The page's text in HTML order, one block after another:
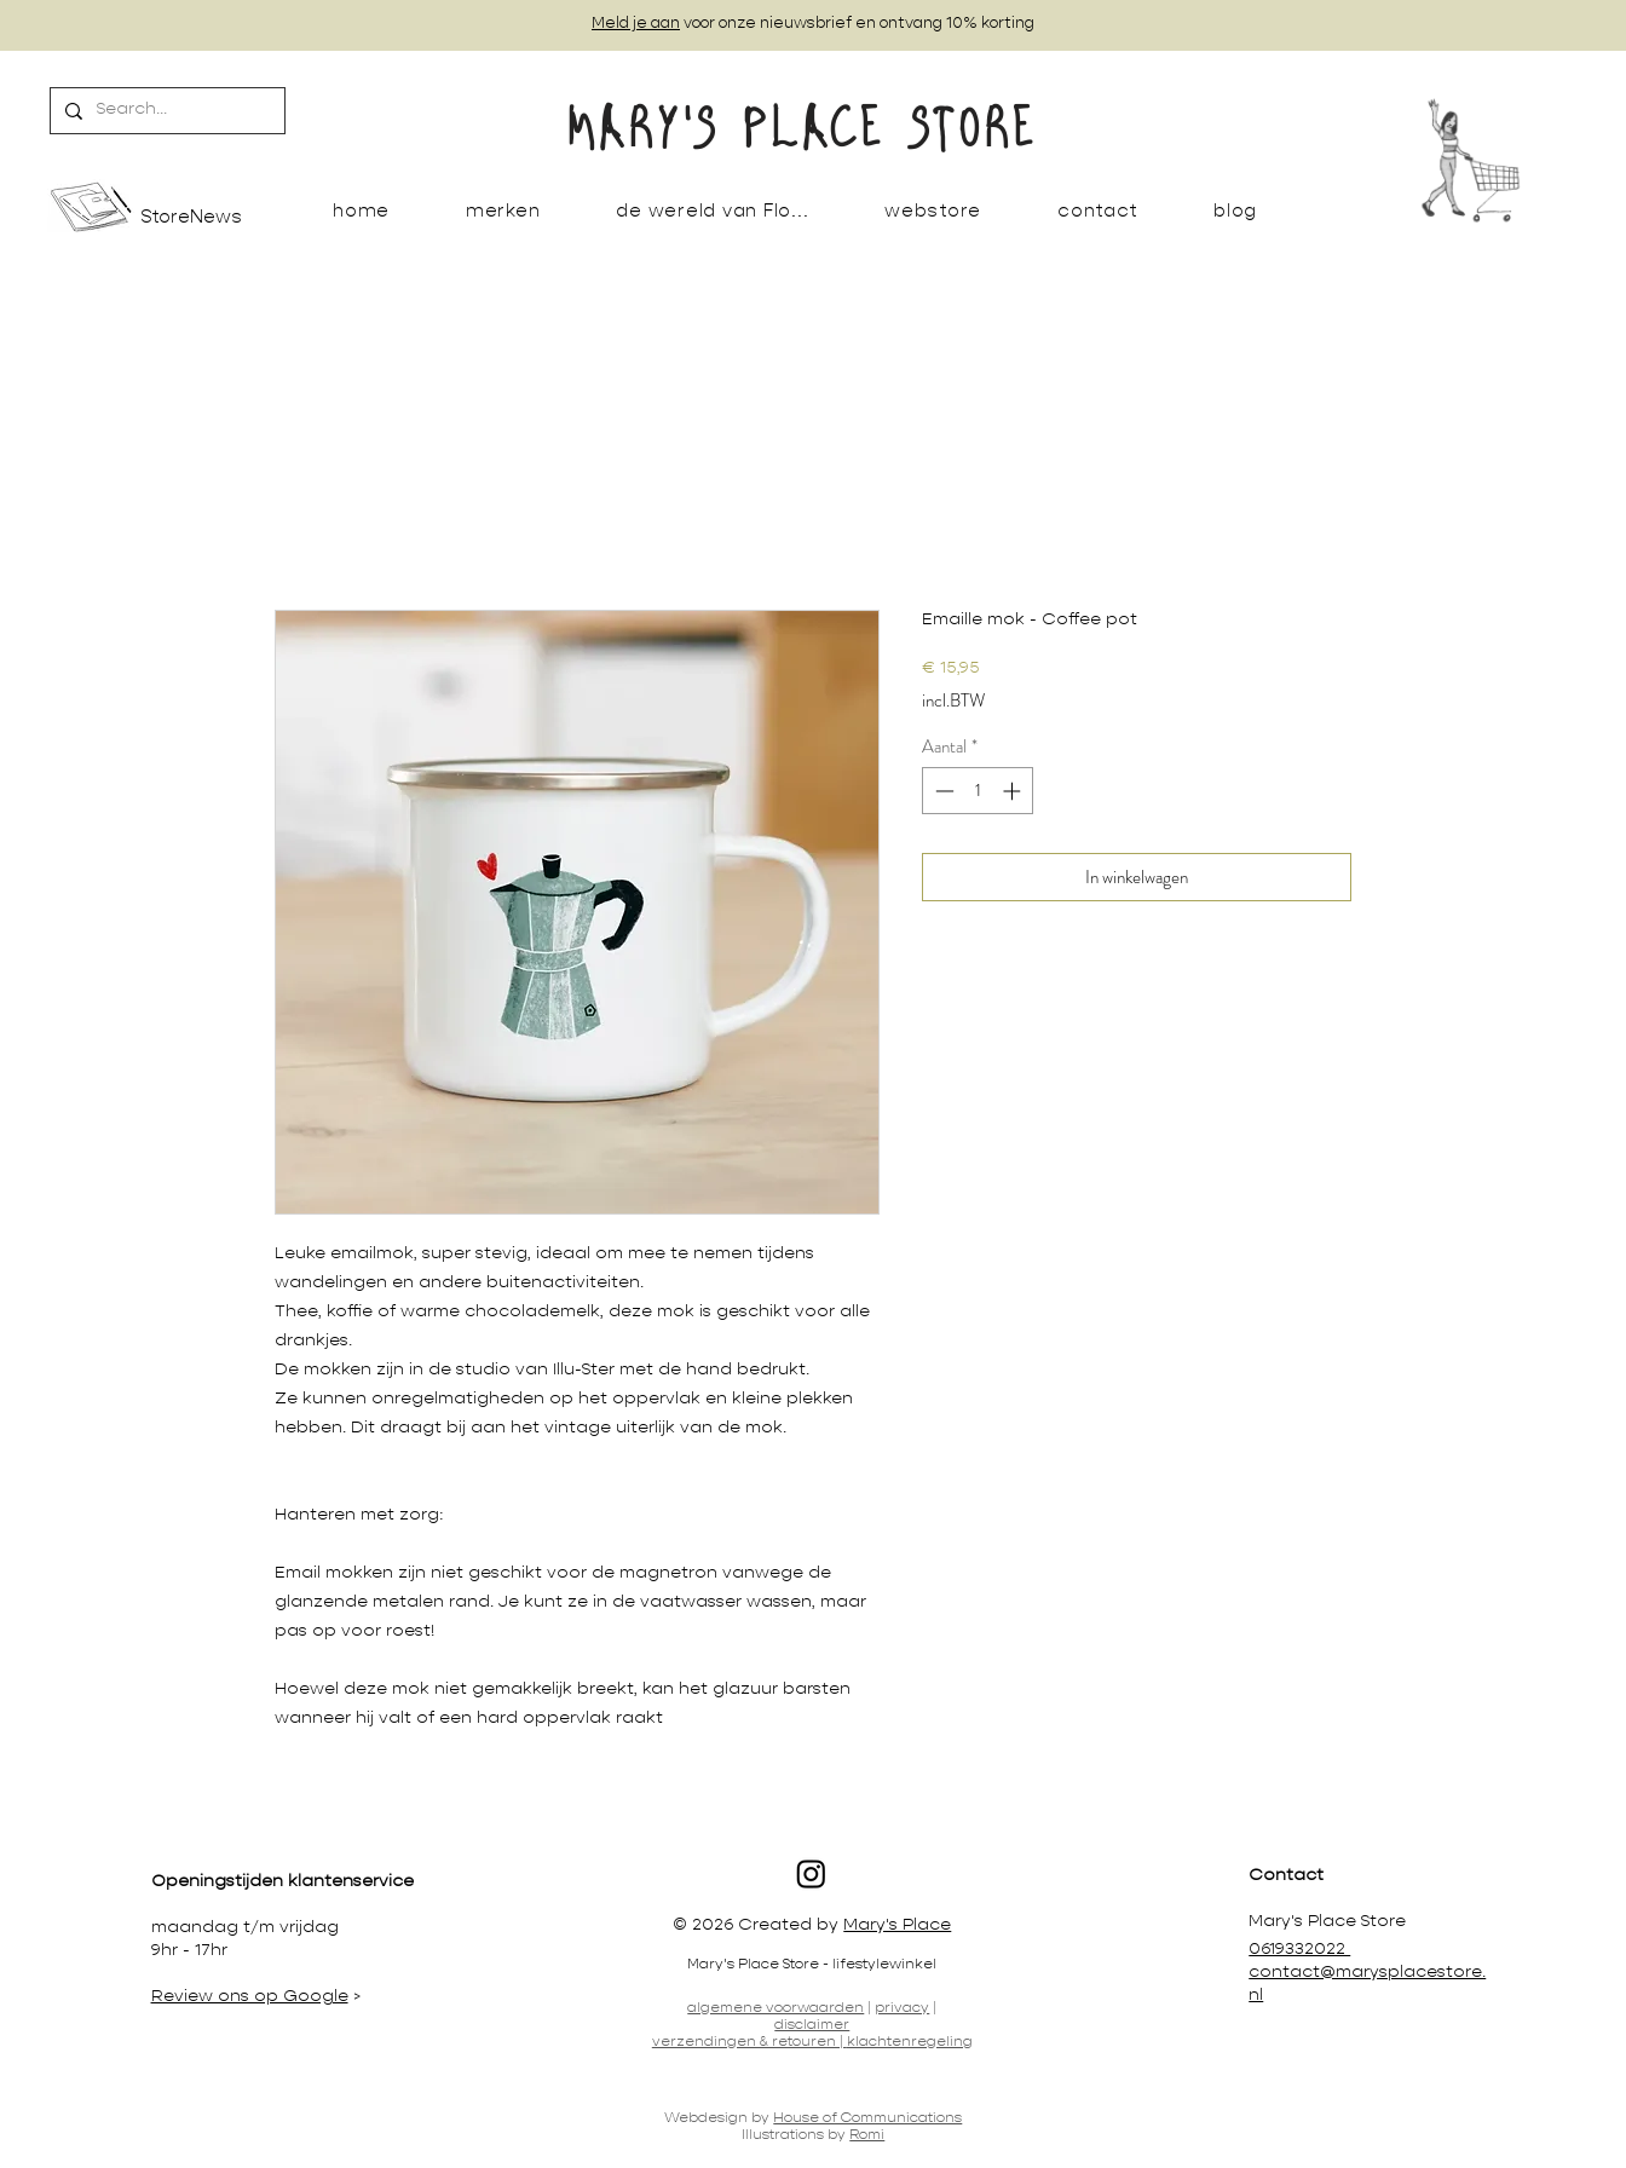
StoreNews
MARY'S PLACE STORE
home merken de wereld van Flo... webstore contact blog
Meld je aan voor onze nieuwsbrief en ontvang 10% korting
Leuke emailmok, super stevig, ideaal om mee te nemen tijdens
wandelingen en andere buitenactiviteiten.
Thee, koffie of warme chocolademelk, deze mok is geschikt voor alle
drankjes.
De mokken zijn in de studio van Illu-Ster met de hand bedrukt.
Ze kunnen onregelmatigheden op het oppervlak en kleine plekken
hebben. Dit draagt ​​bij aan het vintage uiterlijk van de mok.
Hanteren met zorg:
Email mokken zijn niet geschikt voor de magnetron vanwege de
glanzende metalen rand. Je kunt ze in de vaatwasser wassen, maar
pas op voor roest!
Hoewel deze mok niet gemakkelijk breekt, kan het glazuur barsten
wanneer hij valt of een hard oppervlak raakt
Emaille mok - Coffee pot
€ 15,95
incl.BTW
Aantal *
In winkelwagen
Openingstijden klantenservice
maandag t/m vrijdag
9hr - 17hr
Review ons op Google>
© 2026 Created by Mary's Place
Mary's Place Store - lifestylewinkel
Webdesign by House of Communications
Illustrations by Romi
algemene voorwaarden privacy
disclaimer
verzendingen & retouren |
klachtenregeling
Contact
Mary's Place Store
0619332022
contact@marysplacestore.
nl